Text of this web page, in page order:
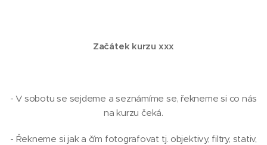
Začátek kurzu xxx
- V sobotu se sejdeme a seznámíme se, řekneme si co nás
na kurzu čeká.
- Řekneme si jak a čím fotografovat tj. objektivy, filtry, stativ,